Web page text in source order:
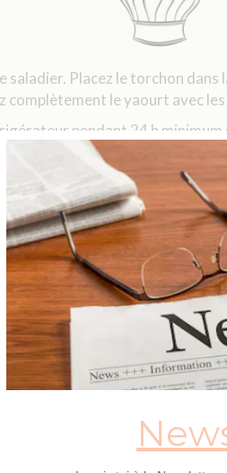
saladier. Placez le torchon
complètement le yaourt avec
pendant 24 h